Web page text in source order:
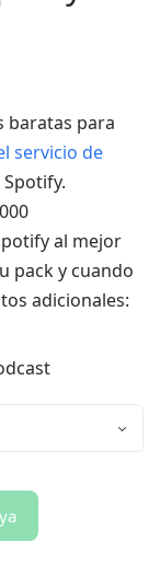
baratas para
servicio de
Spotify.
al mejor
pack y cuando
adicionales: